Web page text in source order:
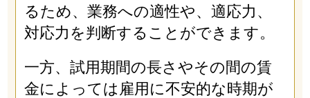
るため、業務への適性や、適応力、
対応力を判断することができます。
一方、試用期間の長さやその間の賃
金によっては雇用に不安的な時期が